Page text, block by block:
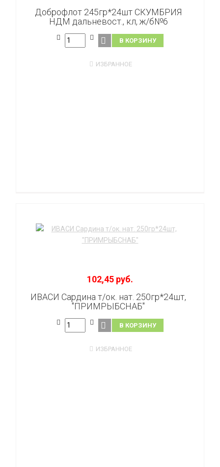
Доброфлот 245гр*24шт СКУМБРИЯ
НДМ дальневост., кл, ж/б№6
В КОРЗИНУ
ИЗБРАННОЕ
102,45 руб.
ИВАСИ Сардина т/ок. нат. 250гр*24шт,
"ПРИМРЫБСНАБ"
В КОРЗИНУ
ИЗБРАННОЕ